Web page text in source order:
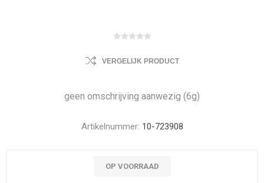
VERGELIJK PRODUCT
geen omschrijving aanwezig (6g)
Artikelnummer: 10-723908
OP VOORRAAD